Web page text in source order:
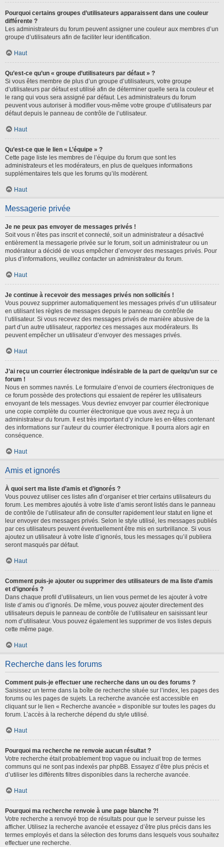
Pourquoi certains groupes d’utilisateurs apparaissent dans une couleur
différente ?
Les administrateurs du forum peuvent assigner une couleur aux membres d’un
groupe d’utilisateurs afin de faciliter leur identification.
Haut
Qu’est-ce qu’un « groupe d’utilisateurs par défaut » ?
Si vous êtes membre de plus d’un groupe d’utilisateurs, votre groupe
d’utilisateurs par défaut est utilisé afin de déterminer quelle sera la couleur et
le rang qui vous sera assigné par défaut. Les administrateurs du forum
peuvent vous autoriser à modifier vous-même votre groupe d’utilisateurs par
défaut depuis le panneau de contrôle de l’utilisateur.
Haut
Qu’est-ce que le lien « L’équipe » ?
Cette page liste les membres de l’équipe du forum que sont les
administrateurs et les modérateurs, en plus de quelques informations
supplémentaires tels que les forums qu’ils modèrent.
Haut
Messagerie privée
Je ne peux pas envoyer de messages privés !
Soit vous n’êtes pas inscrit et connecté, soit un administrateur a désactivé
entièrement la messagerie privée sur le forum, soit un administrateur ou un
modérateur a décidé de vous empêcher d’envoyer des messages privés. Pour
plus d’informations, veuillez contacter un administrateur du forum.
Haut
Je continue à recevoir des messages privés non sollicités !
Vous pouvez supprimer automatiquement les messages privés d’un utilisateur
en utilisant les règles de messages depuis le panneau de contrôle de
l’utilisateur. Si vous recevez des messages privés de manière abusive de la
part d’un autre utilisateur, rapportez ces messages aux modérateurs. Ils
peuvent empêcher un utilisateur d’envoyer des messages privés.
Haut
J’ai reçu un courrier électronique indésirable de la part de quelqu’un sur ce
forum !
Nous en sommes navrés. Le formulaire d’envoi de courriers électroniques de
ce forum possède des protections qui essaient de repérer les utilisateurs
envoyant de tels messages. Vous devriez envoyer par courrier électronique
une copie complète du courrier électronique que vous avez reçu à un
administrateur du forum. Il est très important d’y inclure les en-têtes contenant
des informations sur l’auteur du courrier électronique. Il pourra alors agir en
conséquence.
Haut
Amis et ignorés
À quoi sert ma liste d’amis et d’ignorés ?
Vous pouvez utiliser ces listes afin d’organiser et trier certains utilisateurs du
forum. Les membres ajoutés à votre liste d’amis seront listés dans le panneau
de contrôle de l’utilisateur afin de consulter rapidement leur statut en ligne et
leur envoyer des messages privés. Selon le style utilisé, les messages publiés
par ces utilisateurs peuvent éventuellement être mis en surbrillance. Si vous
ajoutez un utilisateur à votre liste d’ignorés, tous les messages qu’il publiera
seront masqués par défaut.
Haut
Comment puis-je ajouter ou supprimer des utilisateurs de ma liste d’amis
et d’ignorés ?
Dans chaque profil d’utilisateurs, un lien vous permet de les ajouter à votre
liste d’amis ou d’ignorés. De même, vous pouvez ajouter directement des
utilisateurs depuis le panneau de contrôle de l’utilisateur en saisissant leur
nom d’utilisateur. Vous pouvez également les supprimer de vos listes depuis
cette même page.
Haut
Recherche dans les forums
Comment puis-je effectuer une recherche dans un ou des forums ?
Saisissez un terme dans la boîte de recherche située sur l’index, les pages des
forums ou les pages de sujets. La recherche avancée est accessible en
cliquant sur le lien « Recherche avancée » disponible sur toutes les pages du
forum. L’accès à la recherche dépend du style utilisé.
Haut
Pourquoi ma recherche ne renvoie aucun résultat ?
Votre recherche était probablement trop vague ou incluait trop de termes
communs qui ne sont pas indexés par phpBB. Essayez d’être plus précis et
d’utiliser les différents filtres disponibles dans la recherche avancée.
Haut
Pourquoi ma recherche renvoie à une page blanche ?!
Votre recherche a renvoyé trop de résultats pour que le serveur puisse les
afficher. Utilisez la recherche avancée et essayez d’être plus précis dans les
termes employés et dans la sélection des forums dans lesquels vous souhaitez
effectuer une recherche.